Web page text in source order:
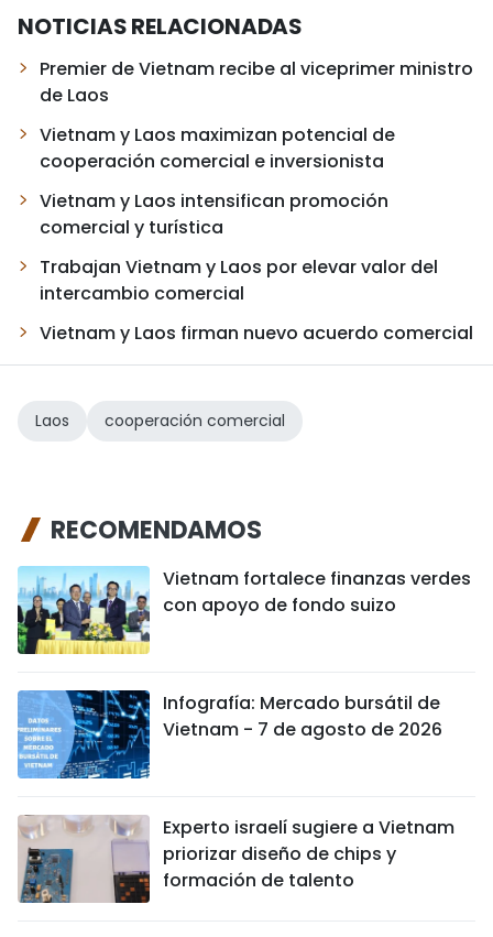
NOTICIAS RELACIONADAS
Premier de Vietnam recibe al viceprimer ministro
de Laos
Vietnam y Laos maximizan potencial de
cooperación comercial e inversionista
Vietnam y Laos intensifican promoción
comercial y turística
Trabajan Vietnam y Laos por elevar valor del
intercambio comercial
Vietnam y Laos firman nuevo acuerdo comercial
Laos cooperación comercial
RECOMENDAMOS
Vietnam fortalece finanzas verdes
con apoyo de fondo suizo
Infografía: Mercado bursátil de
Vietnam - 7 de agosto de 2026
Experto israelí sugiere a Vietnam
priorizar diseño de chips y
formación de talento